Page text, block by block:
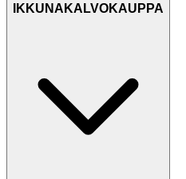
IKKUNAKALVOKAUPPA